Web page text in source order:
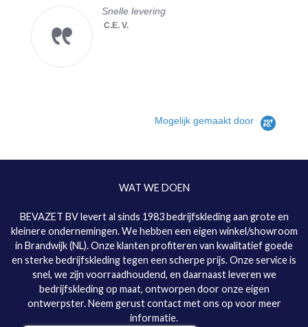
Snelle levering
C.E. V.
Mogelijk gemaakt door
WAT WE DOEN
BEVAZET BV levert al sinds 1983 bedrijfskleding aan grote en
kleinere ondernemingen. We hebben een eigen winkel/showroom
in Brandwijk (NL). Onze klanten profiteren van kwalitatief goede
en sterke bedrijfskleding tegen een scherpe prijs. Onze service is
snel, we zijn voorraadhoudend, en daarnaast leveren we
bedrijfskleding op maat, ontworpen door onze eigen
ontwerpster. Neem gerust contact met ons op voor meer
informatie.